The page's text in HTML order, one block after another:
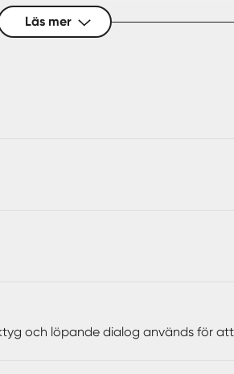
är väl utrustade med det
stor som liten med tex pool,
Läs mer
och löpande dialog används för